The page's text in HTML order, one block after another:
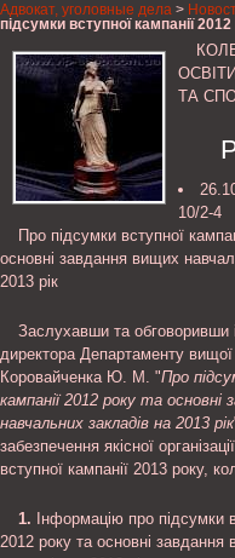
Адвокат, уголовные дела >
підсумки вступної кампанії
Міністерство освіти і науки,
ТА
10/2-4
Про підсумки вступної
основні завдання вищих
2013 рік
Заслухавши та обговоривши
директора Департаменту вищої
Коровайченка Ю. М. "Про
кампанії 2012 року та основні
навчальних закладів на 2013 рік
забезпечення якісної
вступної кампанії 2013 року,
1. Інформацію про підсумки
2012 року та основні завдання